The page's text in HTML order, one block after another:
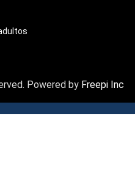
Powered by Freepi Inc